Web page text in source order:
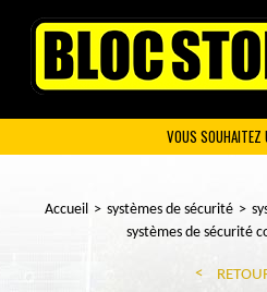
VOUS SOUHAITEZ
Accueil systèmes de sécurité
systèmes de sécurité